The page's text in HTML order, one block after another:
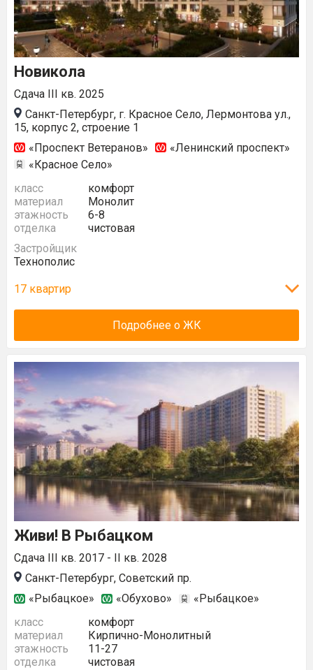
Новикола
Сдача III кв. 2025
Санкт-Петербург, г. Красное Село, Лермонтова ул.,
15, корпус 2, строение 1
«Проспект Ветеранов»
«Ленинский проспект»
«Красное Село»
класс
комфорт
материал
Монолит
этажность
6-8
отделка
чистовая
Застройщик
Технополис
17 квартир
Подробнее о ЖК
Живи! В Рыбацком
Сдача III кв. 2017 - II кв. 2028
Санкт-Петербург, Советский пр.
«Рыбацкое»
«Обухово»
«Рыбацкое»
класс
комфорт
материал
Кирпично-Монолитный
этажность
11-27
отделка
чистовая